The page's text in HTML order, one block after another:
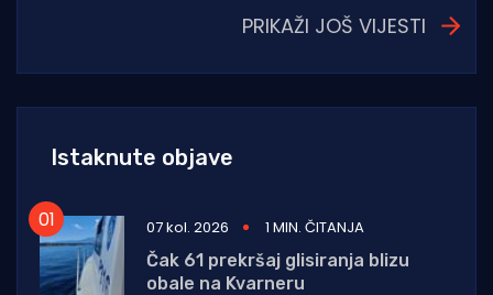
PRIKAŽI JOŠ VIJESTI
Istaknute objave
07 kol. 2026
1 MIN. ČITANJA
Čak 61 prekršaj glisiranja blizu
obale na Kvarneru